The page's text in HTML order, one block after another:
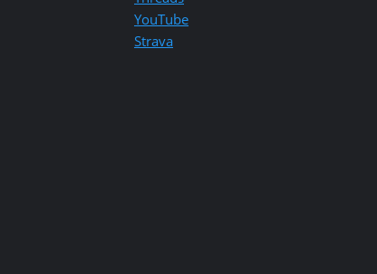
YouTube
Strava